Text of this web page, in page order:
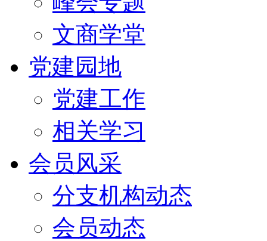
文商学堂
党建园地
党建工作
相关学习
会员风采
分支机构动态
会员动态